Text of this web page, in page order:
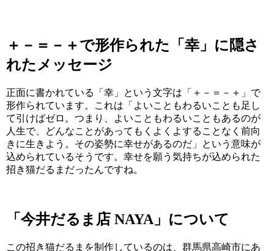
＋－＝－＋で形作られた「幸」に隠さ
れたメッセージ
正面に書かれている「幸」という文字は「＋－＝－＋」で
形作られています。これは「よいこともわるいことも足し
て引けばゼロ。つまり、よいこともわるいこともあるのが
人生で、どんなことがあってもくよくよすることなく前向
きに生きよう。その姿勢に幸せがあるのだ」という意味が
込められているそうです。幸せを願う気持ちが込められた
招き猫だるまだったんですね。
「今井だるま店 NAYA」について
この招き猫だるまを制作しているのは、群馬県高崎市にあ